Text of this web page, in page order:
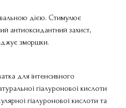
дією. Стимулює
антиоксидантний захист,
зморшки.
для інтенсивного
гіалуронової кислоти
гіалуронової кислоти та